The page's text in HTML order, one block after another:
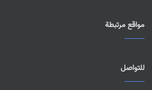
مواقع مرتبطة
للتواصل